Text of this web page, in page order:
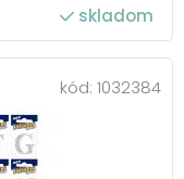
skladom
kód: 1032384